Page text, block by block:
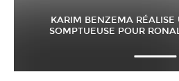
KARIM BENZEMA RÉALISE
SOMPTUEUSE POUR